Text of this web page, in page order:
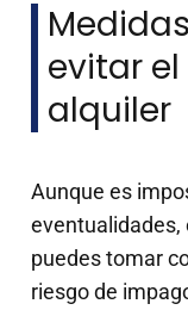
evitar
alquiler
Aunque es
eventualidades,
puedes tomar
riesgo de